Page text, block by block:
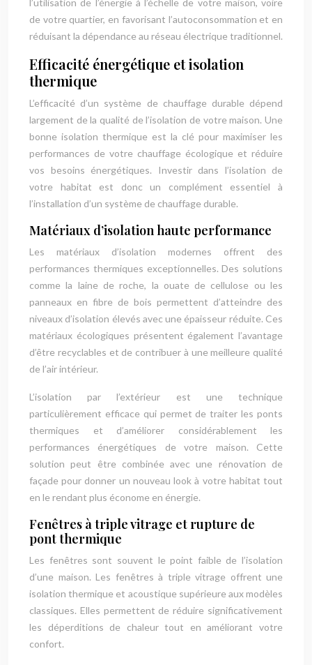
l’utilisation de l’énergie à l’échelle de votre maison, voire
de votre quartier, en favorisant l’autoconsommation et en
réduisant la dépendance au réseau électrique traditionnel.
Efficacité énergétique et isolation
thermique
L’efficacité d’un système de chauffage durable dépend
largement de la qualité de l’isolation de votre maison. Une
bonne isolation thermique est la clé pour maximiser les
performances de votre chauffage écologique et réduire
vos besoins énergétiques. Investir dans l’isolation de
votre habitat est donc un complément essentiel à
l’installation d’un système de chauffage durable.
Matériaux d’isolation haute performance
Les matériaux d’isolation modernes offrent des
performances thermiques exceptionnelles. Des solutions
comme la laine de roche, la ouate de cellulose ou les
panneaux en fibre de bois permettent d’atteindre des
niveaux d’isolation élevés avec une épaisseur réduite. Ces
matériaux écologiques présentent également l’avantage
d’être recyclables et de contribuer à une meilleure qualité
de l’air intérieur.
L’isolation par l’extérieur est une technique
particulièrement efficace qui permet de traiter les ponts
thermiques et d’améliorer considérablement les
performances énergétiques de votre maison. Cette
solution peut être combinée avec une rénovation de
façade pour donner un nouveau look à votre habitat tout
en le rendant plus économe en énergie.
Fenêtres à triple vitrage et rupture de
pont thermique
Les fenêtres sont souvent le point faible de l’isolation
d’une maison. Les fenêtres à triple vitrage offrent une
isolation thermique et acoustique supérieure aux modèles
classiques. Elles permettent de réduire significativement
les déperditions de chaleur tout en améliorant votre
confort.